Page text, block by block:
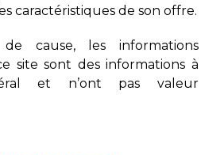
caractéristiques de son offre.
cause, les informations
site sont des informations à
et n’ont pas valeur